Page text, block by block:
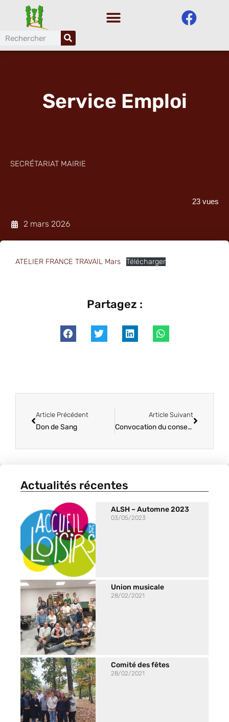
au
contenu
Service Emploi
SECRÉTARIAT MAIRIE
23 vues
2 mars 2026
ATELIER FRANCE TRAVAIL Mars Télécharger
Partagez :
Article Précédent
Don de Sang
Article Suivant
Convocation du conseil de communauté.
Actualités récentes
ALSH – Automne 2023
03/05/2023
Union musicale
28/02/2021
Comité des fêtes
28/02/2021